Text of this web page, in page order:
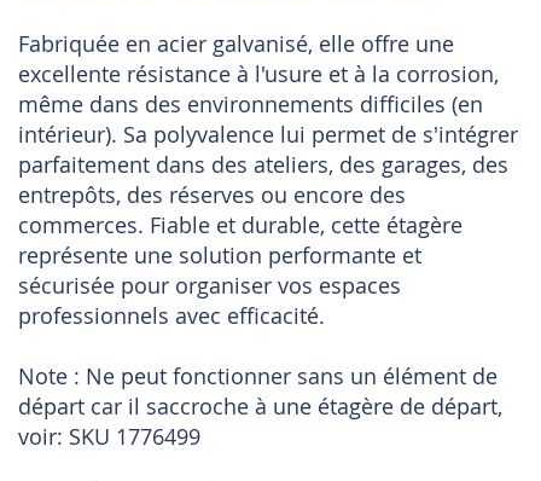
Fabriquée en acier galvanisé, elle offre une
excellente résistance à l'usure et à la corrosion,
même dans des environnements difficiles (en
intérieur). Sa polyvalence lui permet de s'intégrer
parfaitement dans des ateliers, des garages, des
entrepôts, des réserves ou encore des
commerces. Fiable et durable, cette étagère
représente une solution performante et
sécurisée pour organiser vos espaces
professionnels avec efficacité.
Note : Ne peut fonctionner sans un élément de
départ car il saccroche à une étagère de départ,
voir: SKU 1776499